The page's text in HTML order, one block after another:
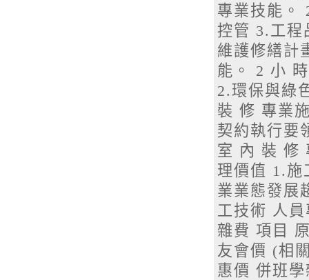
專業技能。
控管 3.工程
維護修繕計
能。 2 小
2.環保與綠
裝 修 專業
契約執行要
室 內 裝 修
理價值 1.施
業業態發展
工技術 人
雜費 項目
友會價 (相
惠價 併班